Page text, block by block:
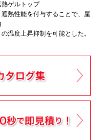
熱ゲルトップ
遮熱性能を付与することで、屋
温度上昇抑制を可能とした。